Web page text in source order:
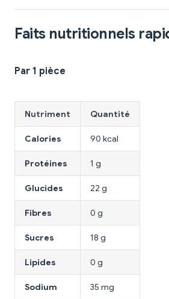
Faits nutritionnels
Par 1 pièce
Nutriment Quantité
Calories 90 kcal
Protéines 1 g
Glucides 22 g
Fibres 0 g
Sucres 18 g
Lipides 0 g
Sodium 35 mg